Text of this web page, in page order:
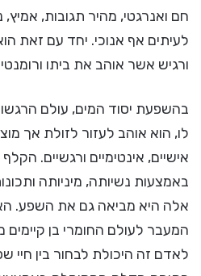
חם ואנרגטי, מהיר תגובות,
לעיתים אף אנוכי. יחד עם זאת
ורגיש אשר אוהב את ביתו
בהשפעת יסוד המים, עולם
לו, הוא אוהב לעזור לזולת אך
אישיים, אינטימיים ורגשיים.
באמצעות נשיותה, מיניותה
אלה היא מביאה גם את השפע.
המעבר לעולם החומרי בן
לאדם זה היכולת לבחור בין